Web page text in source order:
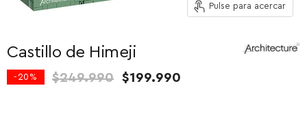
Pulse para acercar
Castillo de Himeji
- 20 % Precio original
$249.990 Precio actual
$199.990